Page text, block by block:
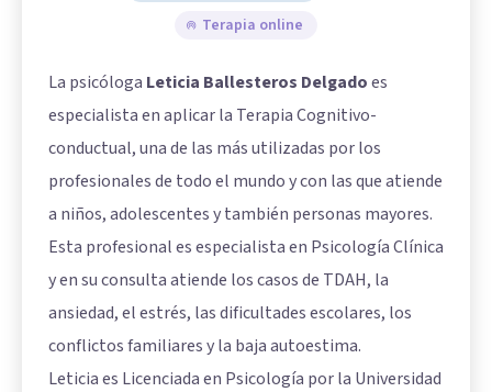
Terapia online
La psicóloga Leticia Ballesteros Delgadoes
especialista en aplicar la Terapia Cognitivo-
conductual, una de las más utilizadas por los
profesionales de todo el mundo y con las que atiende
a niños, adolescentes y también personas mayores.
Esta profesional es especialista en Psicología Clínica
y en su consulta atiende los casos de TDAH, la
ansiedad, el estrés, las dificultades escolares, los
conflictos familiares y la baja autoestima.
Leticia es Licenciada en Psicología por la Universidad